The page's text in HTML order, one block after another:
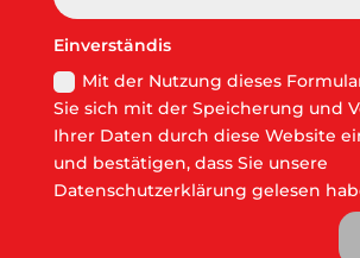
Einverständis
Mit der Nutzung dieses
Sie sich mit der Speicherung und
Ihrer Daten durch diese Website
und bestätigen, dass Sie unsere
Datenschutzerklärung gelesen